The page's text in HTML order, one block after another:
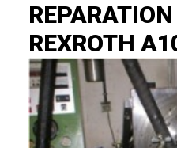
REXROTH